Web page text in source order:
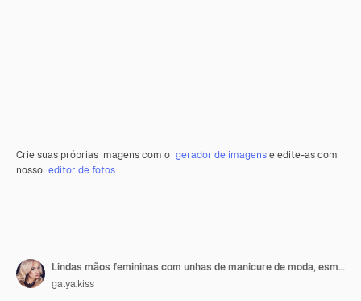
Crie suas próprias imagens com o gerador de imagense edite-as com
nosso editor de fotos.
Lindas mãos femininas com unhas de manicure de moda, esmalte de gel branco e prata, design de estrelas
galya.kiss